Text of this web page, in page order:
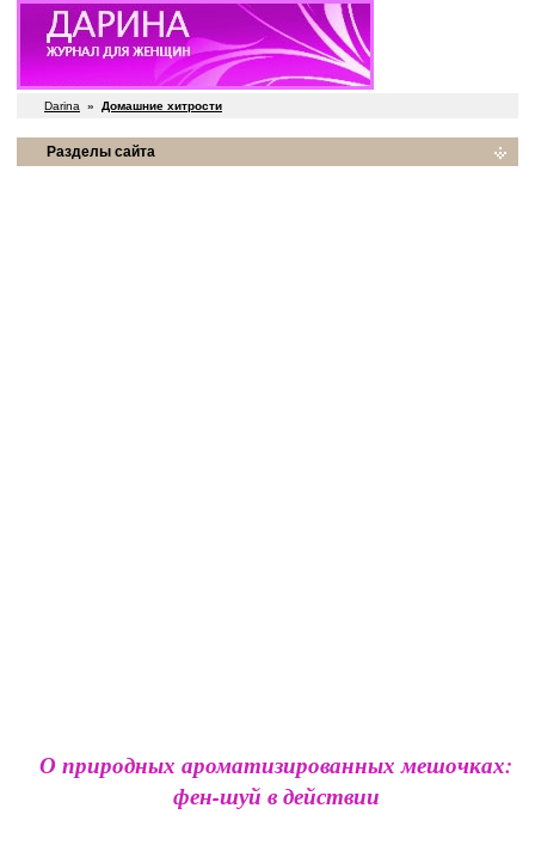
Darina » Домашние хитрости
Разделы сайта
О природных ароматизированных мешочках:
фен-шуй в действии